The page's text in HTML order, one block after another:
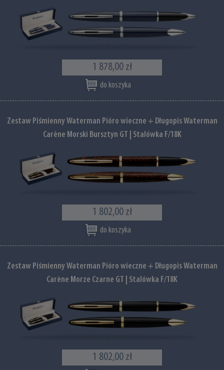
1 878,00 zł
do koszyka
Zestaw Piśmienny Waterman Pióro wieczne + Długopis Waterman
Carène Morski Bursztyn GT | Stalówka F/18K
1 802,00 zł
do koszyka
Zestaw Piśmienny Waterman Pióro wieczne + Długopis Waterman
Carène Morze Czarne GT | Stalówka F/18K
1 802,00 zł